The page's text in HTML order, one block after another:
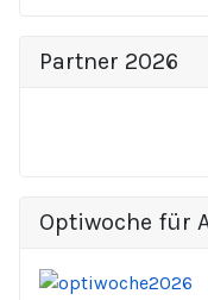
Partner 2026
Optiwoche für